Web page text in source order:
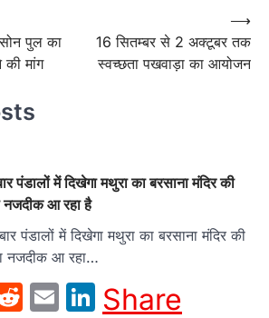
पुल का
मांग
16 सितम्बर से 2 अक्टूबर तक
स्वच्छता पखवाड़ा का आयोजन
⟶
में दिखेगा मथुरा का बरसाना मंदिर की
आ रहा है
पंडालों में दिखेगा मथुरा का बरसाना मंदिर की
नजदीक आ रहा…
Reddit
EmailLinkedIn
Share